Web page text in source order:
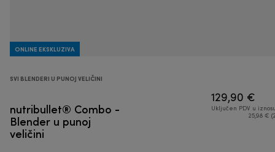
ONLINE EKSKLUZIVA
SVI BLENDERI U PUNOJ VELIČINI
nutribullet® Combo -
Blender u punoj
veličini
129,90 €
Uključen PDV u
25,98 €